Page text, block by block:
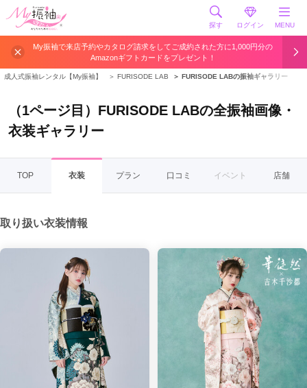
探す ログイン MENU
My振袖で来店予約やカタログ請求をしてご成約された方に1,000円分の
Amazonギフトカードをプレゼント！
成人式振袖レンタル【My振袖】 ＞ FURISODE LAB ＞ FURISODE LABの振袖ギャラリー
（1ページ目）FURISODE LABの全振袖画像・
衣装ギャラリー
TOP 衣装 プラン 口コミ イベント 店舗
取り扱い衣装情報